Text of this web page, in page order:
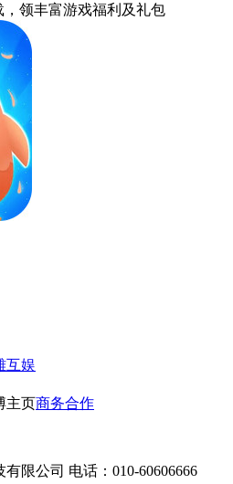
，领丰富游戏福利 及礼包
互娱
主页商务合作
限公司 电话：010-60606666